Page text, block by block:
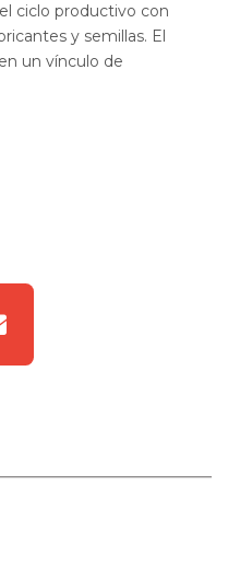
ciclo productivo con
y semillas. El
un vínculo de